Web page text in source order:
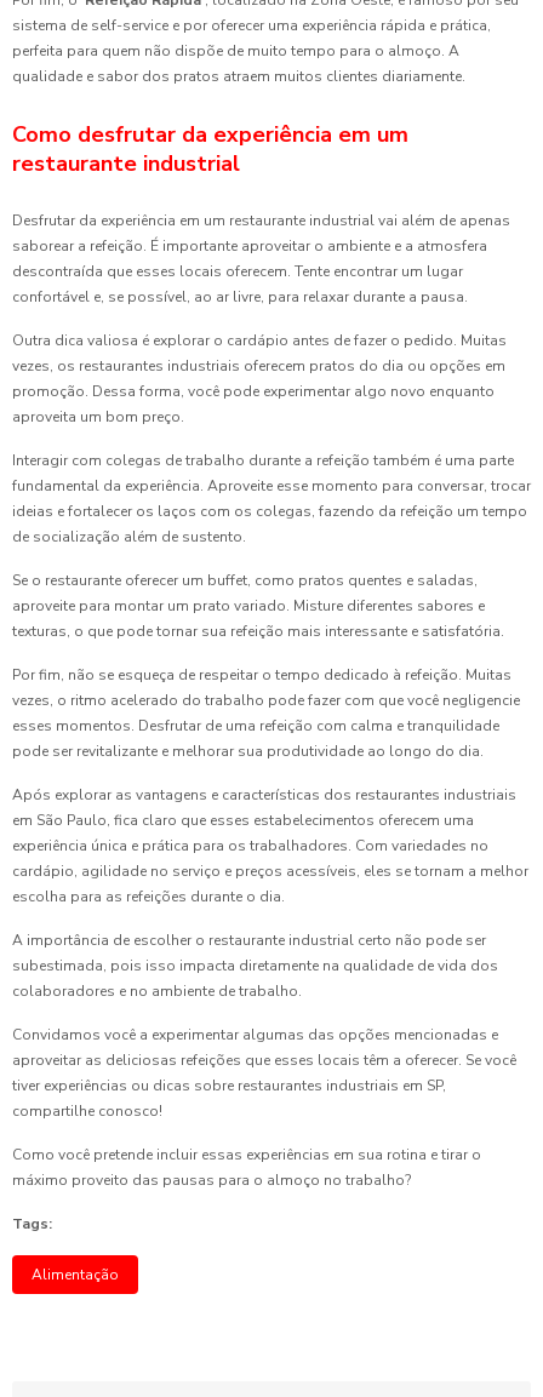
sistema de self-service e por oferecer uma experiência rápida e prática,
perfeita para quem não dispõe de muito tempo para o almoço. A
qualidade e sabor dos pratos atraem muitos clientes diariamente.
Como desfrutar da experiência em um
restaurante industrial
Desfrutar da experiência em um restaurante industrial vai além de apenas
saborear a refeição. É importante aproveitar o ambiente e a atmosfera
descontraída que esses locais oferecem. Tente encontrar um lugar
confortável e, se possível, ao ar livre, para relaxar durante a pausa.
Outra dica valiosa é explorar o cardápio antes de fazer o pedido. Muitas
vezes, os restaurantes industriais oferecem pratos do dia ou opções em
promoção. Dessa forma, você pode experimentar algo novo enquanto
aproveita um bom preço.
Interagir com colegas de trabalho durante a refeição também é uma parte
fundamental da experiência. Aproveite esse momento para conversar, trocar
ideias e fortalecer os laços com os colegas, fazendo da refeição um tempo
de socialização além de sustento.
Se o restaurante oferecer um buffet, como pratos quentes e saladas,
aproveite para montar um prato variado. Misture diferentes sabores e
texturas, o que pode tornar sua refeição mais interessante e satisfatória.
Por fim, não se esqueça de respeitar o tempo dedicado à refeição. Muitas
vezes, o ritmo acelerado do trabalho pode fazer com que você negligencie
esses momentos. Desfrutar de uma refeição com calma e tranquilidade
pode ser revitalizante e melhorar sua produtividade ao longo do dia.
Após explorar as vantagens e características dos restaurantes industriais
em São Paulo, fica claro que esses estabelecimentos oferecem uma
experiência única e prática para os trabalhadores. Com variedades no
cardápio, agilidade no serviço e preços acessíveis, eles se tornam a melhor
escolha para as refeições durante o dia.
A importância de escolher o restaurante industrial certo não pode ser
subestimada, pois isso impacta diretamente na qualidade de vida dos
colaboradores e no ambiente de trabalho.
Convidamos você a experimentar algumas das opções mencionadas e
aproveitar as deliciosas refeições que esses locais têm a oferecer. Se você
tiver experiências ou dicas sobre restaurantes industriais em SP,
compartilhe conosco!
Como você pretende incluir essas experiências em sua rotina e tirar o
máximo proveito das pausas para o almoço no trabalho?
Tags:
Alimentação